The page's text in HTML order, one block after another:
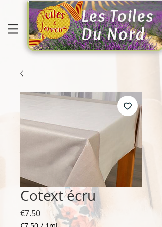
Les Toiles
Du Nord
Cotext écru
€7.50Price